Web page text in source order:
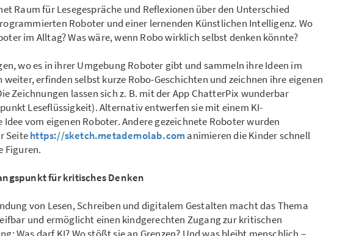
Raum für Lesegespräche und Reflexionen über den Unterschied
Roboter und einer lernenden Künstlichen Intelligenz. Wo
im Alltag? Was wäre, wenn Robo wirklich selbst denken könnte?
wo es in ihrer Umgebung Roboter gibt und sammeln ihre Ideen im
weiter, erfinden selbst kurze Robo-Geschichten und zeichnen ihre eigenen
Zeichnungen lassen sich z. B. mit der App ChatterPix wunderbar
Leseflüssigkeit). Alternativ entwerfen sie mit einem KI-
vom eigenen Roboter. Andere gezeichnete Roboter wurden
Seitehttps://sketch.metademolab.comanimieren die Kinder schnell
Figuren.
für kritisches Denken
von Lesen, Schreiben und digitalem Gestalten macht das Thema
und ermöglicht einen kindgerechten Zugang zur kritischen